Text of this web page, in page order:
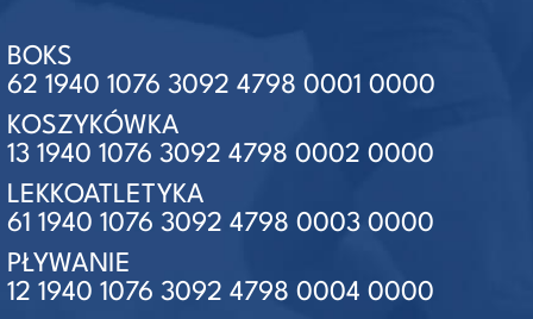
BOKS
62 1940 1076 3092 4798 0001 0000
KOSZYKÓWKA
13 1940 1076 3092 4798 0002 0000
LEKKOATLETYKA
61 1940 1076 3092 4798 0003 0000
PŁYWANIE
12 1940 1076 3092 4798 0004 0000